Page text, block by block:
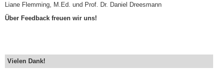
Liane Flemming, M.Ed. und Prof. Dr. Daniel Dreesmann
Über Feedback freuen wir uns!
Vielen Dank!